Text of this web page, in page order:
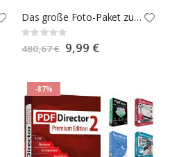
Das große Foto-Paket zur Porträt- und Akt-Fotografie
Rating:
0%
480,67 € Special
Price
9,99 €
-87%